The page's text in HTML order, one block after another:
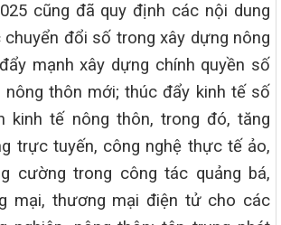
cũng đã quy định các nội dung
đổi số trong xây dựng nông
mạnh xây dựng chính quyền số
nông thôn mới; thúc đẩy kinh tế số
kinh tế nông thôn, trong đó, tăng
trực tuyến, công nghệ thực tế ảo,
cường trong công tác quảng bá,
mại, thương mại điện tử cho các